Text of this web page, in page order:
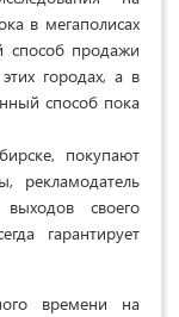
в мегаполисах
способ продажи
городах, а в
способ пока
покупают
рекламодатель
своего
гарантирует
времени на